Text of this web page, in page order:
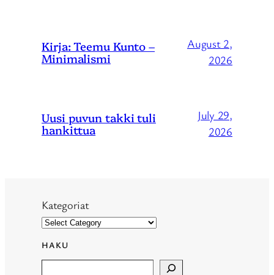
Kirja: Teemu Kunto –
Minimalismi
August 2,
2026
Uusi puvun takki tuli
hankittua
July 29,
2026
Kategoriat
HAKU